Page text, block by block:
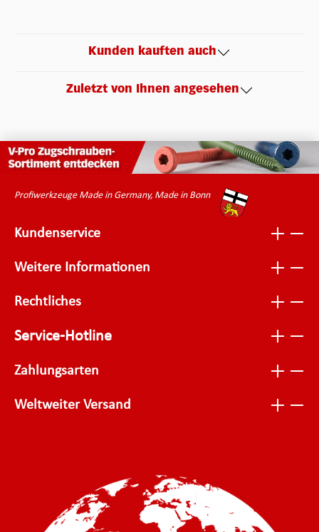
Kunden kauften auch
Zuletzt von Ihnen angesehen
Profiwerkzeuge Made in Germany, Made in Bonn
Kundenservice
Weitere Informationen
Rechtliches
Service-Hotline
Zahlungsarten
Weltweiter Versand